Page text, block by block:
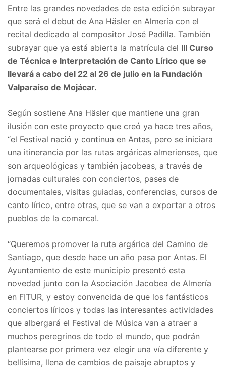
Entre las grandes novedades de esta edición subrayar
que será el debut de Ana Häsler en Almería con el
recital dedicado al compositor José Padilla. También
subrayar que ya está abierta la matrícula del III Curso
de Técnica e Interpretación de Canto Lírico que se
llevará a cabo del 22 al 26 de julio en la Fundación
Valparaíso de Mojácar.
Según sostiene Ana Häsler que mantiene una gran
ilusión con este proyecto que creó ya hace tres años,
“el Festival nació y continua en Antas, pero se iniciara
una itinerancia por las rutas argáricas almerienses, que
son arqueológicas y también jacobeas, a través de
jornadas culturales con conciertos, pases de
documentales, visitas guiadas, conferencias, cursos de
canto lírico, entre otras, que se van a exportar a otros
pueblos de la comarca!.
“Queremos promover la ruta argárica del Camino de
Santiago, que desde hace un año pasa por Antas. El
Ayuntamiento de este municipio presentó esta
novedad junto con la Asociación Jacobea de Almería
en FITUR, y estoy convencida de que los fantásticos
conciertos líricos y todas las interesantes actividades
que albergará el Festival de Música van a atraer a
muchos peregrinos de todo el mundo, que podrán
plantearse por primera vez elegir una vía diferente y
bellísima, llena de cambios de paisaje abruptos y